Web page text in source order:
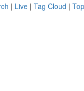
| Live | Tag Cloud |